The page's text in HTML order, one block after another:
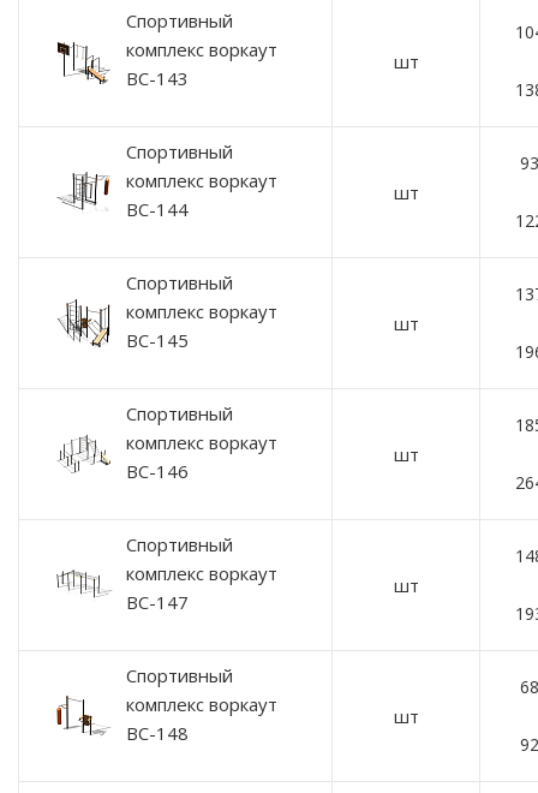
Спортивный
комплекс воркаут
ВС-143
шт
Спортивный
комплекс воркаут
ВС-144
шт
Спортивный
комплекс воркаут
ВС-145
шт
Спортивный
комплекс воркаут
ВС-146
шт
Спортивный
комплекс воркаут
ВС-147
шт
Спортивный
комплекс воркаут
ВС-148
шт